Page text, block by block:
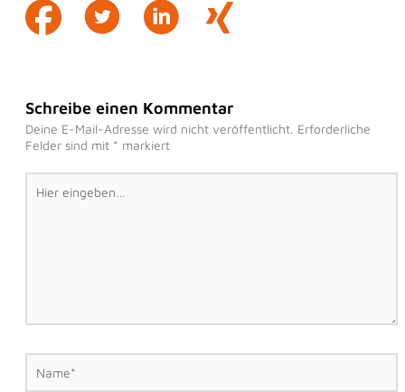
Schreibe einen Kommentar
Deine E-Mail-Adresse wird nicht veröffentlicht. Erforderliche
Felder sind mit * markiert
Hier
eingeben…
Name*